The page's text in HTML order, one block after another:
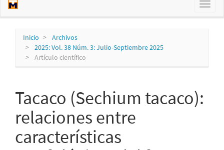
Toggle
Inicio
Archivos
2025: Vol. 38 Núm. 3: Julio-Septiembre 2025
Artículo científico
Tacaco (Sechium tacaco):
relaciones entre
características